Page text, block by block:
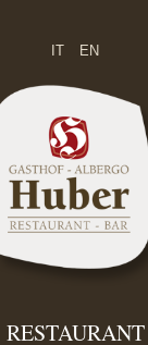
IT EN
RESTAURANT